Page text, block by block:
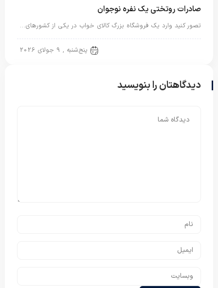
صادرات روتختی یک نفره نوجوان
تصور کنید وارد یک فروشگاه بزرگ کالای خواب در یکی از کشورهای…
پنج‌شنبه , 9 جولای 2026
دیدگاهتان را بنویسید